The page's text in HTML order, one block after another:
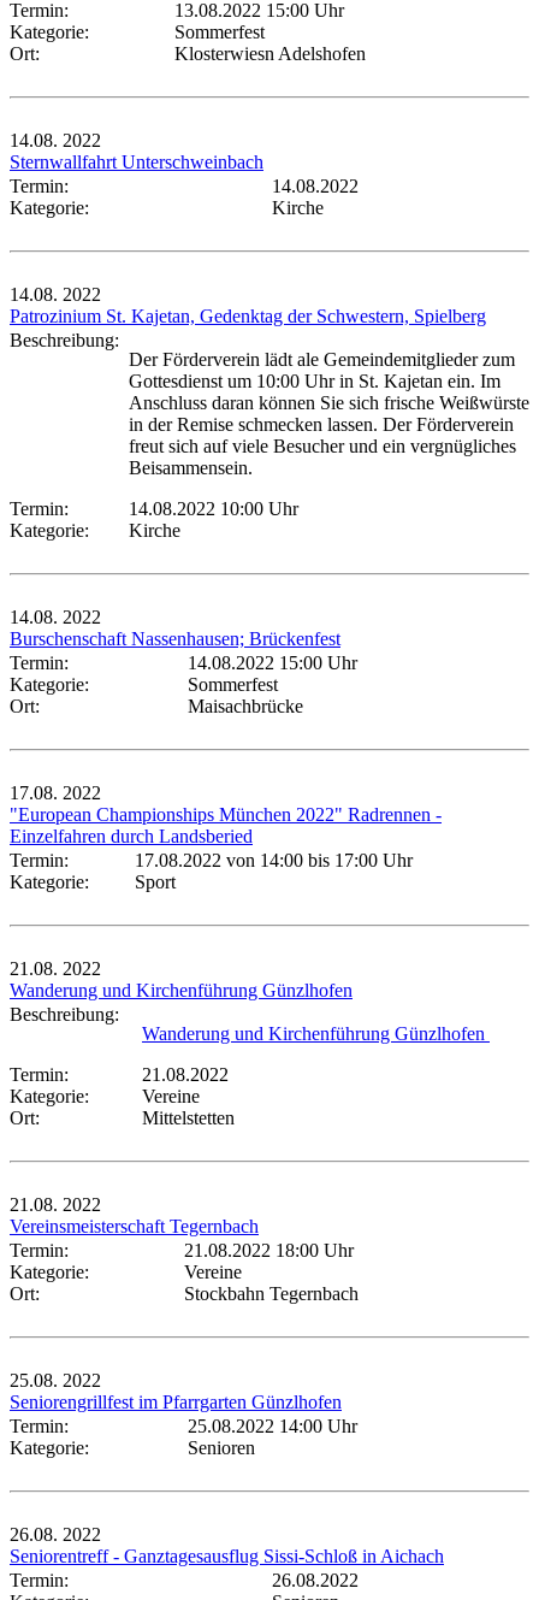
Termin:
13.08.2022 15:00 Uhr
Kategorie:
Sommerfest
Ort:
Klosterwiesn Adelshofen
14.08. 2022
Sternwallfahrt Unterschweinbach
Termin:
14.08.2022
Kategorie:
Kirche
14.08. 2022
Patrozinium St. Kajetan, Gedenktag der Schwestern, Spielberg
Beschreibung:
Der Förderverein lädt ale Gemeindemitglieder zum
Gottesdienst um 10:00 Uhr in St. Kajetan ein. Im
Anschluss daran können Sie sich frische Weißwürste
in der Remise schmecken lassen. Der Förderverein
freut sich auf viele Besucher und ein vergnügliches
Beisammensein.
Termin:
14.08.2022 10:00 Uhr
Kategorie:
Kirche
14.08. 2022
Burschenschaft Nassenhausen; Brückenfest
Termin:
14.08.2022 15:00 Uhr
Kategorie:
Sommerfest
Ort:
Maisachbrücke
17.08. 2022
"European Championships München 2022" Radrennen -
Einzelfahren durch Landsberied
Termin:
17.08.2022 von 14:00 bis 17:00 Uhr
Kategorie:
Sport
21.08. 2022
Wanderung und Kirchenführung Günzlhofen
Beschreibung:
Wanderung und Kirchenführung Günzlhofen
Termin:
21.08.2022
Kategorie:
Vereine
Ort:
Mittelstetten
21.08. 2022
Vereinsmeisterschaft Tegernbach
Termin:
21.08.2022 18:00 Uhr
Kategorie:
Vereine
Ort:
Stockbahn Tegernbach
25.08. 2022
Seniorengrillfest im Pfarrgarten Günzlhofen
Termin:
25.08.2022 14:00 Uhr
Kategorie:
Senioren
26.08. 2022
Seniorentreff - Ganztagesausflug Sissi-Schloß in Aichach
Termin:
26.08.2022